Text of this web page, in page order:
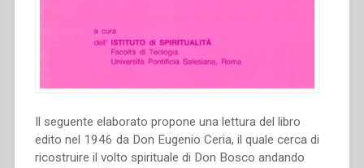
Il seguente elaborato propone una lettura del libro
edito nel 1946 da Don Eugenio Ceria, il quale cerca di
ricostruire il volto spirituale di Don Bosco andando